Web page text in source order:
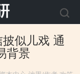
似儿戏 通
背景